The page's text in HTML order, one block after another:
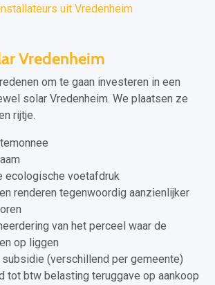
uit Vredenheim
Vredenheim
om te gaan investeren in een
solar Vredenheim. We plaatsen ze
rijtje.
ecologische voetafdruk
renderen tegenwoordig aanzienlijker
van het perceel waar de
op liggen
(verschillend per gemeente)
tot btw belasting teruggave op aankoop